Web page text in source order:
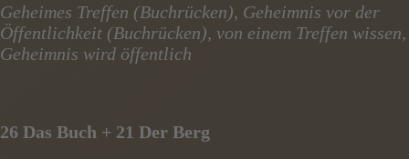
Geheimes Treffen (Buchrücken), Geheimnis vor der
Öffentlichkeit (Buchrücken), von einem Treffen wissen,
Geheimnis wird öffentlich
26 Das Buch + 21 Der Berg